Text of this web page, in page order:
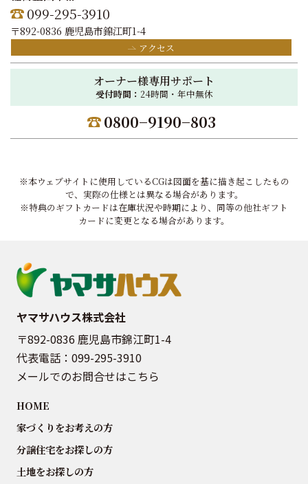
099-295-3910
〒892-0836 鹿児島市錦江町1-4
アクセス
オーナー様専用サポート
受付時間： 24時間・年中無休
0800−9190−803
※本ウェブサイトに使用しているCGは図面を基に描き起こしたもの
で、実際の仕様とは異なる場合があります。
※特典のギフトカードは在庫状況や時期により、同等の他社ギフト
カードに変更となる場合があります。
ヤマサハウス株式会社
〒892-0836 鹿児島市錦江町1-4
代表電話： 099-295-3910
メールでのお問合せはこちら
HOME
家づくりをお考えの方
分譲住宅をお探しの方
土地をお探しの方